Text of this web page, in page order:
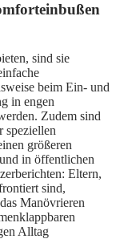
sind sie
beim Ein- und
in engen
Zudem sind
speziellen
größeren
in öffentlichen
Eltern,
sind,
Manövrieren
Alltag